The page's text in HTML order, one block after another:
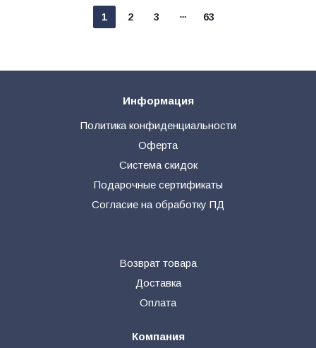
1 2 3 63
Информация
Политика конфиденциальности
Оферта
Система скидок
Подарочные сертификаты
Согласие на обработку ПД
Возврат товара
Доставка
Оплата
Компания